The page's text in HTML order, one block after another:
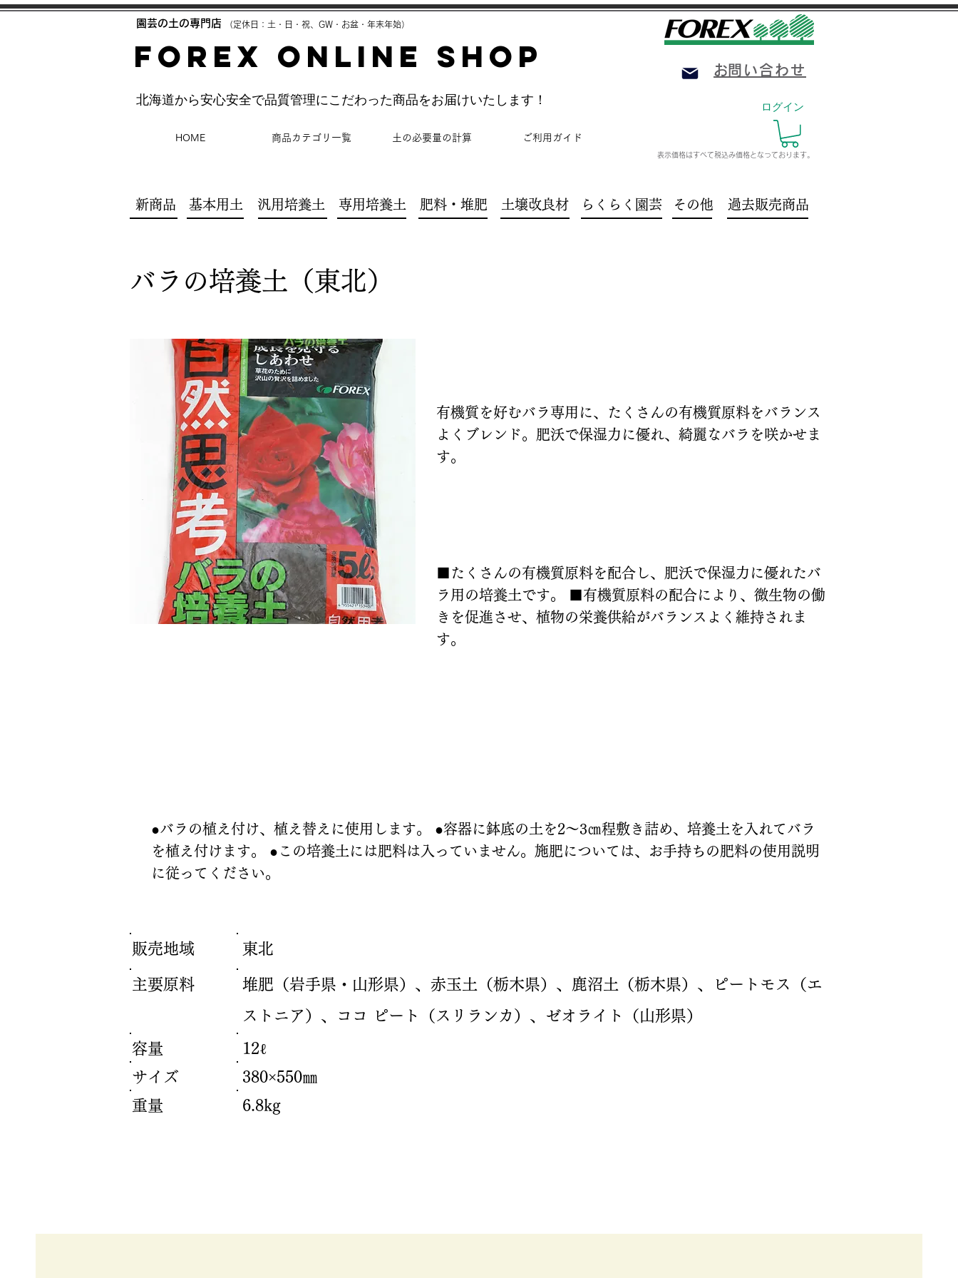
​園芸の土の専門店 （定休日：土・日・祝、GW・お盆・年末年始）
FOREX ONLINE SHOP
​北海道から安心安全で品質管理にこだわった商品をお届けいたします！
HOME 商品カテゴリ一覧 土の必要量の計算 ご利用ガイド
​お問い合わせ
ログイン
表示価格はすべて税込み価格となっております。
新商品 基本用土 汎用培養土 専用培養土 肥料・堆肥 土壌改良材 らくらく園芸 その他 過去販売商品
バラの培養土（東北）
有機質を好むバラ専用に、たくさんの有機質原料をバランス
よくブレンド。肥沃で保湿力に優れ、綺麗なバラを咲かせま
す。
■たくさんの有機質原料を配合し、肥沃で保湿力に優れたバ
ラ用の培養土です。 ■有機質原料の配合により、微生物の働
きを促進させ、植物の栄養供給がバランスよく維持されま
す。
●バラの植え付け、植え替えに使用します。 ●容器に鉢底の土を2～3㎝程敷き詰め、培養土を入れてバラ
を植え付けます。 ●この培養土には肥料は入っていません。施肥については、お手持ちの肥料の使用説明
に従ってください。
東北
販売地域
堆肥（岩手県・山形県）、赤玉土（栃木県）、鹿沼土（栃木県）、ピートモス（エ
ストニア）、ココ ピート（スリランカ）、ゼオライト（山形県）
主要原料
12ℓ
容量
380×550㎜
サイズ
6.8kg
重量